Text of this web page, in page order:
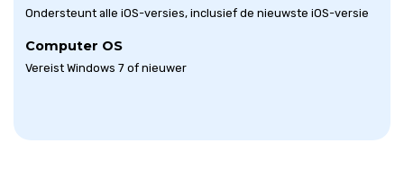
Ondersteunt alle iOS-versies, inclusief de nieuwste iOS-versie
Computer OS
Vereist Windows 7 of nieuwer